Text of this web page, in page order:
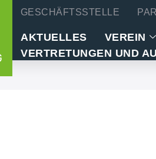
GESCHÄFTSSTELLE
AKTUELLES VEREIN
VERTRETUNGEN UND